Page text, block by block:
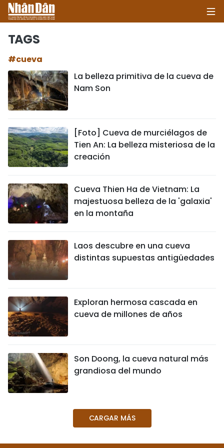
POLÍTICA
SOCIEDAD
CULTURA - ENTRETENIMIENTO
INTERNACIONAL
VIAJES
HISTORIAS MULTIMEDIA
¿QUIÉNES SOMOS?
ENGLISH
TAGS
#cueva
La belleza primitiva de la cueva de
Nam Son
[Foto] Cueva de murciélagos de
Tien An: La belleza misteriosa de la
creación
Cueva Thien Ha de Vietnam: La
majestuosa belleza de la 'galaxia'
en la montaña
Laos descubre en una cueva
distintas supuestas antigüedades
Exploran hermosa cascada en
cueva de millones de años
Son Doong, la cueva natural más
grandiosa del mundo
CARGAR MÁS